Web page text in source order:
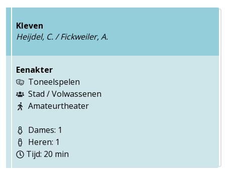
Kleven
Heijdel, C. / Fickweiler, A.
Eenakter
Toneelspelen
Stad / Volwassenen
Amateurtheater
Dames: 1
Heren: 1
Tijd: 20 min